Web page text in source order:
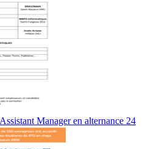
Manager en alternance 24